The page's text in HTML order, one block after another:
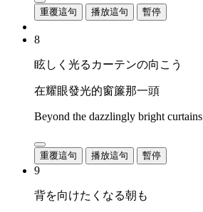
重覆這句 播放這句 暫停
8
眩しく光るカーテンの向こう
在耀眼發光的窗簾那一頭
Beyond the dazzlingly bright curtains
重覆這句 播放這句 暫停
9
背を向けたくなる朝も